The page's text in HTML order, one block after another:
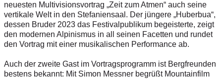
neuesten Multivisionsvortrag „Zeit zum Atmen“ auch seine
vertikale Welt in den Stefaniensaal. Der jüngere „Huberbua“,
dessen Bruder 2023 das Festivalpublikum begeisterte, zeigt
den modernen Alpinismus in all seinen Facetten und rundet
den Vortrag mit einer musikalischen Performance ab.
Auch der zweite Gast im Vortragsprogramm ist Bergfreunden
bestens bekannt: Mit Simon Messner begrüßt Mountainfilm